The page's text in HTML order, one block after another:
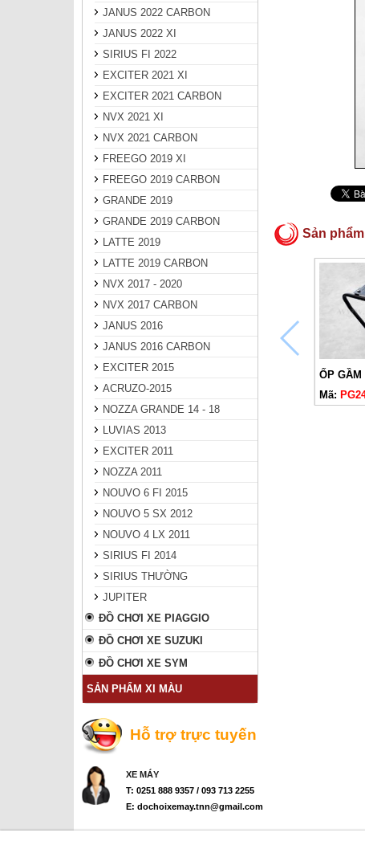
JANUS 2022 CARBON
JANUS 2022 XI
SIRIUS FI 2022
EXCITER 2021 XI
EXCITER 2021 CARBON
NVX 2021 XI
NVX 2021 CARBON
FREEGO 2019 XI
FREEGO 2019 CARBON
GRANDE 2019
GRANDE 2019 CARBON
LATTE 2019
LATTE 2019 CARBON
NVX 2017 - 2020
NVX 2017 CARBON
JANUS 2016
JANUS 2016 CARBON
EXCITER 2015
ACRUZO-2015
NOZZA GRANDE 14 - 18
LUVIAS 2013
EXCITER 2011
NOZZA 2011
NOUVO 6 FI 2015
NOUVO 5 SX 2012
NOUVO 4 LX 2011
SIRIUS FI 2014
SIRIUS THƯỜNG
JUPITER
ĐỒ CHƠI XE PIAGGIO
ĐỒ CHƠI XE SUZUKI
ĐỒ CHƠI XE SYM
SẢN PHẨM XI MÀU
Sản
Mã:
Hỗ trợ trực tuyến
XE MÁY
T: 0251 888 9357 / 093 713 2255
E: dochoixemay.tnn@gmail.com